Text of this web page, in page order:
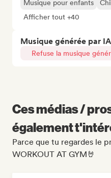
Musique pour enfants
Afficher tout +40
Musique générée par IA
Refuse la musique
Ces médias /
également
Parce que tu regardes le
WORKOUT AT GYM🤘